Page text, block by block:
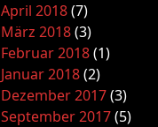
April 2018(7)
März 2018(3)
Februar 2018(1)
Januar 2018(2)
Dezember 2017(3)
September 2017(5)